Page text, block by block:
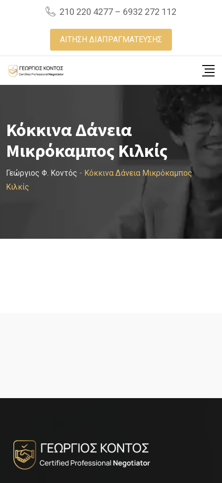
210 220 4277 – 6932 272 112
ΑΙΤΗΣΗ ΔΙΑΠΡΑΓΜΑΤΕΥΣΗΣ
Κόκκινα Δάνεια
Μικρόκαμπος Κιλκίς
Γεώργιος Φ. Κοντός - Κόκκινα Δάνεια Μικρόκαμπος
Κιλκίς